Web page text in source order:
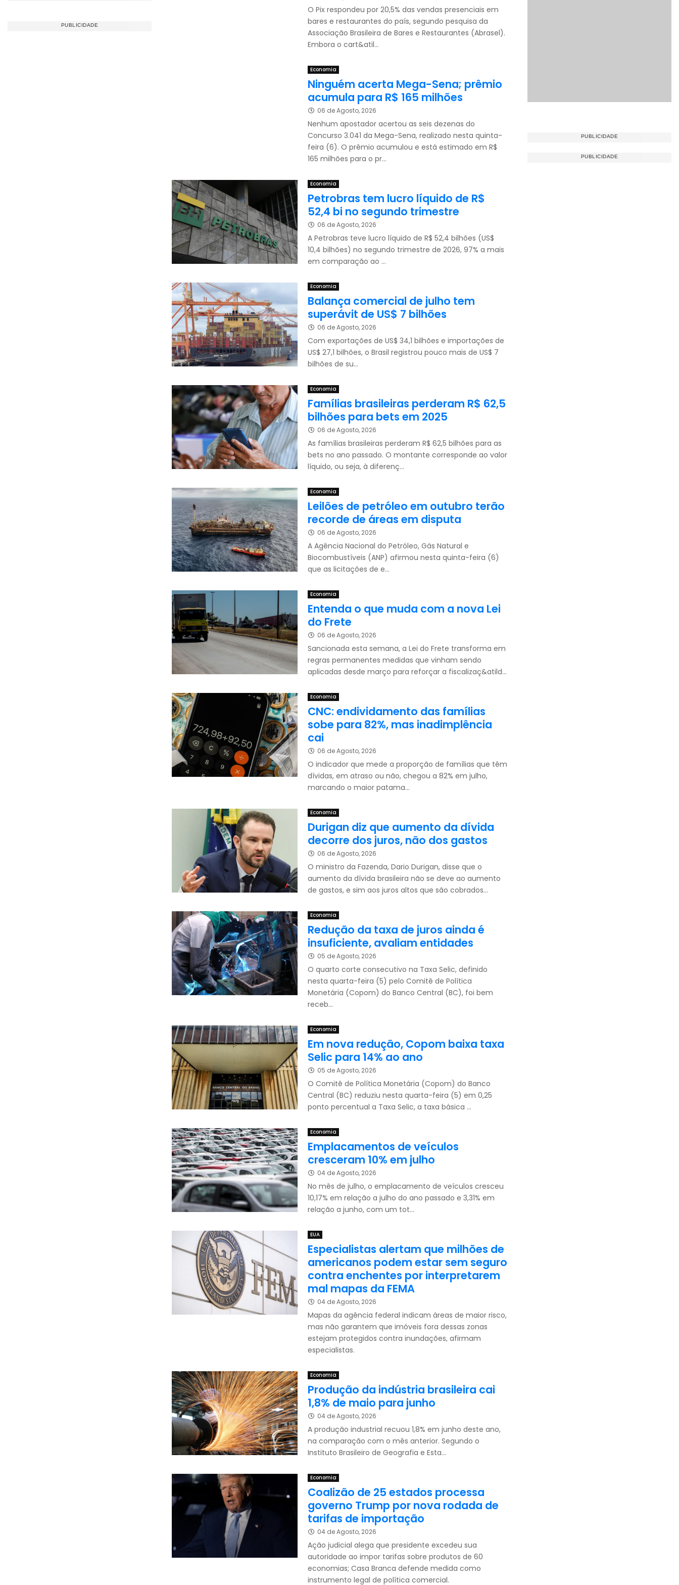
O Pix respondeu por 20,5% das vendas presenciais em
bares e restaurantes do país, segundo pesquisa da
Associação Brasileira de Bares e Restaurantes (Abrasel).
Embora o cart&atil...
Economia
Ninguém acerta Mega-Sena; prêmio
acumula para R$ 165 milhões
06 de Agosto, 2026
Nenhum apostador acertou as seis dezenas do
Concurso 3.041 da Mega-Sena, realizado nesta quinta-
feira (6). O prêmio acumulou e está estimado em R$
165 milhões para o pr...
Economia
Petrobras tem lucro líquido de R$
52,4 bi no segundo trimestre
06 de Agosto, 2026
A Petrobras teve lucro líquido de R$ 52,4 bilhões (US$
10,4 bilhões) no segundo trimestre de 2026, 97% a mais
em comparação ao ...
Economia
Balança comercial de julho tem
superávit de US$ 7 bilhões
06 de Agosto, 2026
Com exportações de US$ 34,1 bilhões e importações de
US$ 27,1 bilhões, o Brasil registrou pouco mais de US$ 7
bilhões de su...
Economia
Famílias brasileiras perderam R$ 62,5
bilhões para bets em 2025
06 de Agosto, 2026
As famílias brasileiras perderam R$ 62,5 bilhões para as
bets no ano passado. O montante corresponde ao valor
líquido, ou seja, à diferenç...
Economia
Leilões de petróleo em outubro terão
recorde de áreas em disputa
06 de Agosto, 2026
A Agência Nacional do Petróleo, Gás Natural e
Biocombustíveis (ANP) afirmou nesta quinta-feira (6)
que as licitações de e...
Economia
Entenda o que muda com a nova Lei
do Frete
06 de Agosto, 2026
Sancionada esta semana, a Lei do Frete transforma em
regras permanentes medidas que vinham sendo
aplicadas desde março para reforçar a fiscalizaç&atild...
Economia
CNC: endividamento das famílias
sobe para 82%, mas inadimplência
cai
06 de Agosto, 2026
O indicador que mede a proporção de famílias que têm
dívidas, em atraso ou não, chegou a 82% em julho,
marcando o maior patama...
Economia
Durigan diz que aumento da dívida
decorre dos juros, não dos gastos
06 de Agosto, 2026
O ministro da Fazenda, Dario Durigan, disse que o
aumento da dívida brasileira não se deve ao aumento
de gastos, e sim aos juros altos que são cobrados...
Economia
Redução da taxa de juros ainda é
insuficiente, avaliam entidades
05 de Agosto, 2026
O quarto corte consecutivo na Taxa Selic, definido
nesta quarta-feira (5) pelo Comitê de Política
Monetária (Copom) do Banco Central (BC), foi bem
receb...
Economia
Em nova redução, Copom baixa taxa
Selic para 14% ao ano
05 de Agosto, 2026
O Comitê de Política Monetária (Copom) do Banco
Central (BC) reduziu nesta quarta-feira (5) em 0,25
ponto percentual a Taxa Selic, a taxa básica ...
Economia
Emplacamentos de veículos
cresceram 10% em julho
04 de Agosto, 2026
No mês de julho, o emplacamento de veículos cresceu
10,17% em relação a julho do ano passado e 3,31% em
relação a junho, com um tot...
EUA
Especialistas alertam que milhões de
americanos podem estar sem seguro
contra enchentes por interpretarem
mal mapas da FEMA
04 de Agosto, 2026
Mapas da agência federal indicam áreas de maior risco,
mas não garantem que imóveis fora dessas zonas
estejam protegidos contra inundações, afirmam
especialistas.
Economia
Produção da indústria brasileira cai
1,8% de maio para junho
04 de Agosto, 2026
A produção industrial recuou 1,8% em junho deste ano,
na comparação com o mês anterior. Segundo o
Instituto Brasileiro de Geografia e Esta...
Economia
Coalizão de 25 estados processa
governo Trump por nova rodada de
tarifas de importação
04 de Agosto, 2026
Ação judicial alega que presidente excedeu sua
autoridade ao impor tarifas sobre produtos de 60
economias; Casa Branca defende medida como
instrumento legal de política comercial.